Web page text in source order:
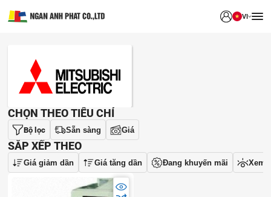
VI
THƯƠNG HIỆU
CHỌN THEO TIÊU CHÍ
Bộ lọc Sẵn sàng Giá
SẮP XẾP THEO
Giá giảm dần Giá tăng dần Đang khuyến mãi Xem